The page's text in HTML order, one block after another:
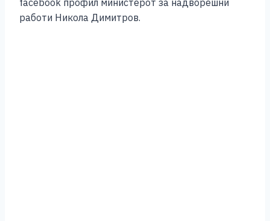
facebook профил министерот за надворешни
работи Никола Димитров.